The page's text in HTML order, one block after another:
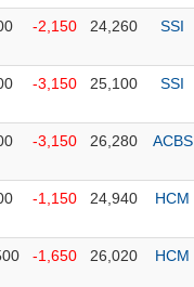
-2,150 24,260 SSI
-3,150 25,100 SSI
-3,150 26,280 ACBS
-1,150 24,940 HCM
-1,650 26,020 HCM